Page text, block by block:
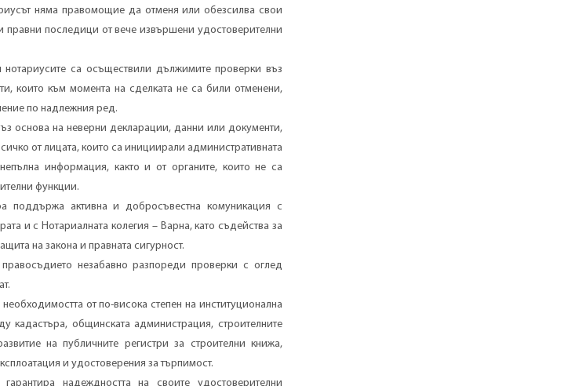
няма правомощие да отменя или обезсилва свои
правни последици от вече извършени удостоверителни
са осъществили дължимите проверки въз
които към момента на сделката не са били отменени,
по надлежния ред.
основа на неверни декларации, данни или документи,
от лицата, които са инициирали административната
информация, както и от органите, които не са
функции.
поддържа активна и добросъвестна комуникация с
и с Нотариалната колегия – Варна, като съдейства за
на закона и правната сигурност.
незабавно разпореди проверки с оглед
от по-висока степен на институционална
кадастъра, общинската администрация, строителните
на публичните регистри за строителни книжа,
и удостоверения за търпимост.
надеждността на своите удостоверителни